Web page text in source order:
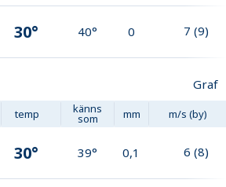
30° 40° 0 7 (9)
Graf
temp känns
som mm m/s (by)
30° 39° 0,1 6 (8)